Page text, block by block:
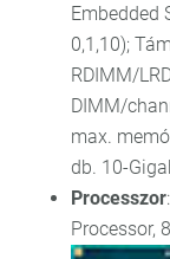
Embedded
0,1,10);
RDIMM/
DIMM/
max.
db. 10-
Processzor
Processor,